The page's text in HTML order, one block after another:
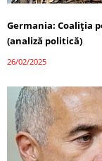
Germania: Coaliția
(analiză politică)
26/02/2025